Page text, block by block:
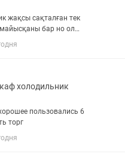
жақсы сақталған тек
майысқаны бар но ол
сол үшін арзан
холодильник
пользовались 6
торг